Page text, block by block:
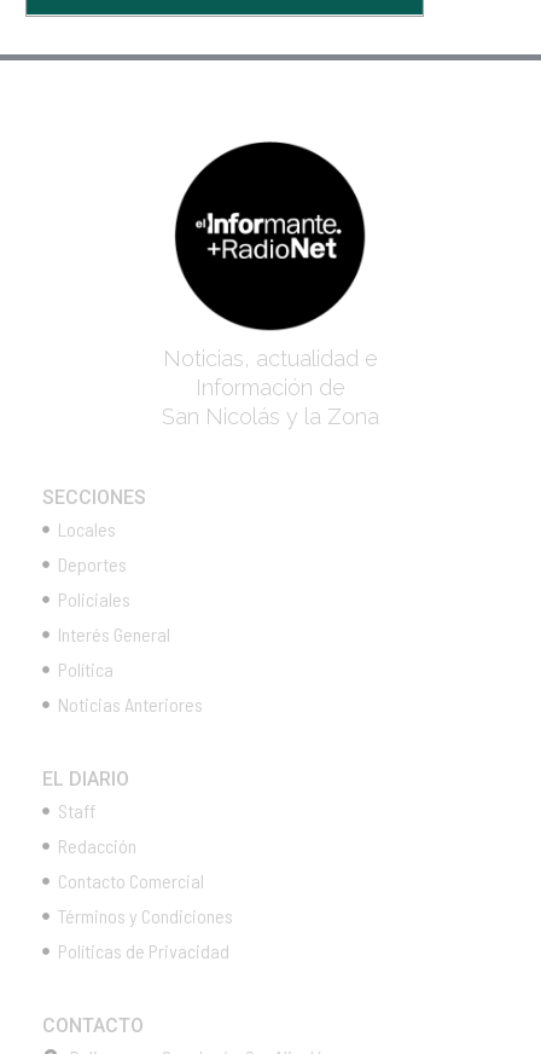
Noticias, actualidad e
Información de
San Nicolás y la Zona
SECCIONES
Locales
Deportes
Policiales
Interés General
Política
Noticias Anteriores
EL DIARIO
Staff
Redacción
Contacto Comercial
Términos y Condiciones
Políticas de Privacidad
CONTACTO